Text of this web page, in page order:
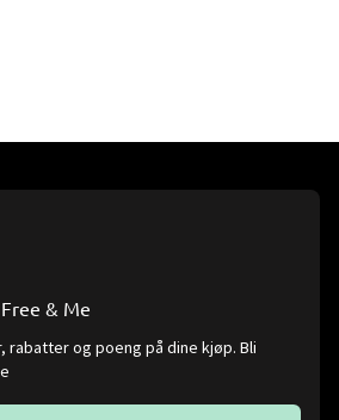
& Me
rabatter og poeng på dine kjøp. Bli